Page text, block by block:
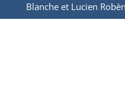
Blanche et Lucien